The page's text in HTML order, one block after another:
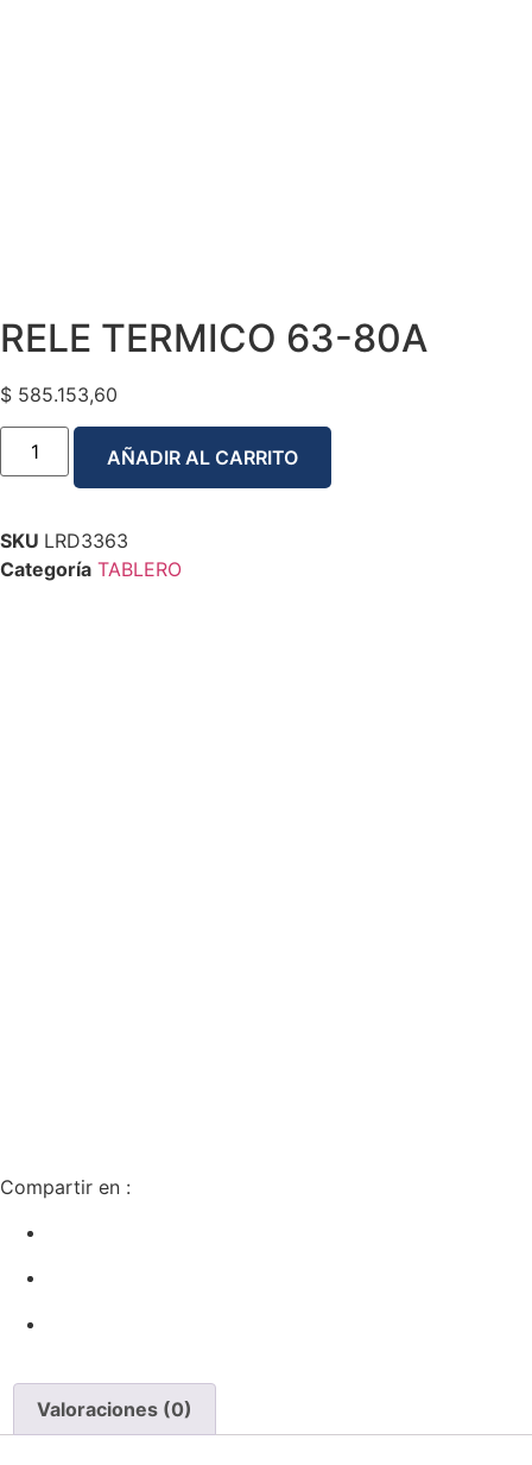
RELE TERMICO 63-80A
$ 585.153,60
AÑADIR AL CARRITO
SKU LRD3363
Categoría TABLERO
Compartir en :
Valoraciones (0)